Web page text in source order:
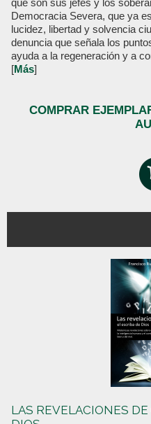
que son sus jefes y los
Democracia Severa, que ya
lucidez, libertad y solvencia
denuncia que señala los
ayuda a la regeneración y a
[Más]
COMPRAR
LAS REVELACIONES